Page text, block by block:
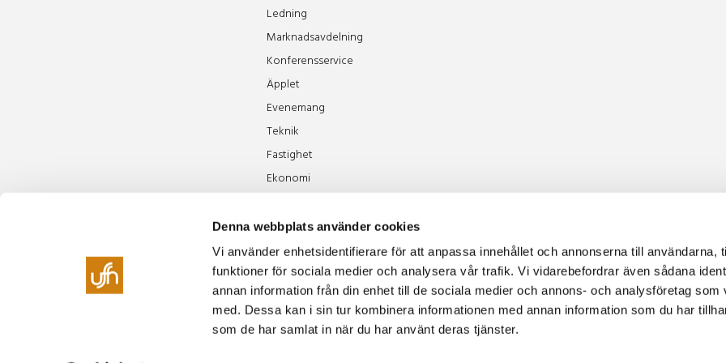
Denna webbplats använder cookies
Vi använder enhetsidentifierare för att anpassa innehållet och annonserna till användarna,
funktioner för sociala medier och analysera vår trafik. Vi vidarebefordrar även sådana
annan information från din enhet till de sociala medier och annons- och analysföretag som
med. Dessa kan i sin tur kombinera informationen med annan information som du har
som de har samlat in när du har använt deras tjänster.
Ledning
Marknadsavdelning
Konferensservice
Äpplet
Evenemang
Teknik
Fastighet
Ekonomi
Telefonnummer:
Boka konferens:090 - 15 62 30
Växel och reception:090 - 15 62
00
Besöksadress:
Umeå Folkets Hus
Skolgatan 59